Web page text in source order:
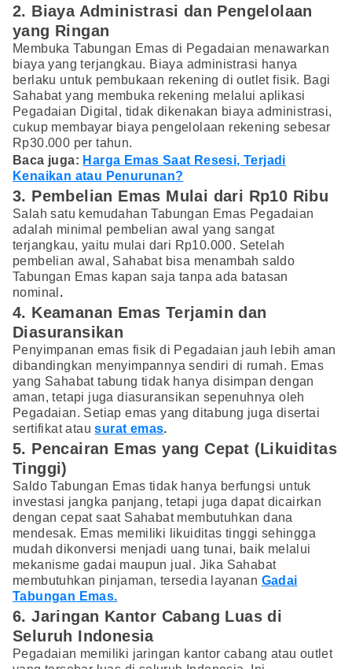
2. Biaya Administrasi dan Pengelolaan
yang Ringan
Membuka Tabungan Emas di Pegadaian menawarkan
biaya yang terjangkau. Biaya administrasi hanya
berlaku untuk pembukaan rekening di outlet fisik. Bagi
Sahabat yang membuka rekening melalui aplikasi
Pegadaian Digital, tidak dikenakan biaya administrasi,
cukup membayar biaya pengelolaan rekening sebesar
Rp30.000 per tahun.
Baca juga: Harga Emas Saat Resesi, Terjadi
Kenaikan atau Penurunan?
3. Pembelian Emas Mulai dari Rp10 Ribu
Salah satu kemudahan Tabungan Emas Pegadaian
adalah minimal pembelian awal yang sangat
terjangkau, yaitu mulai dari Rp10.000. Setelah
pembelian awal, Sahabat bisa menambah saldo
Tabungan Emas kapan saja tanpa ada batasan
nominal .
4. Keamanan Emas Terjamin dan
Diasuransikan
Penyimpanan emas fisik di Pegadaian jauh lebih aman
dibandingkan menyimpannya sendiri di rumah. Emas
yang Sahabat tabung tidak hanya disimpan dengan
aman, tetapi juga diasuransikan sepenuhnya oleh
Pegadaian. Setiap emas yang ditabung juga disertai
sertifikat atausurat emas.
5. Pencairan Emas yang Cepat (Likuiditas
Tinggi)
Saldo Tabungan Emas tidak hanya berfungsi untuk
investasi jangka panjang, tetapi juga dapat dicairkan
dengan cepat saat Sahabat membutuhkan dana
mendesak. Emas memiliki likuiditas tinggi sehingga
mudah dikonversi menjadi uang tunai, baik melalui
mekanisme gadai maupun jual. Jika Sahabat
membutuhkan pinjaman, tersedia layanan Gadai
Tabungan Emas.
6. Jaringan Kantor Cabang Luas di
Seluruh Indonesia
Pegadaian memiliki jaringan kantor cabang atau outlet